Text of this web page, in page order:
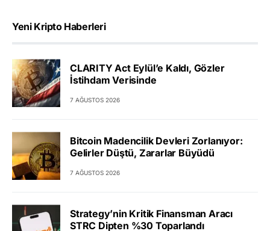
Yeni Kripto Haberleri
CLARITY Act Eylül’e Kaldı, Gözler
İstihdam Verisinde
7 AĞUSTOS 2026
Bitcoin Madencilik Devleri Zorlanıyor:
Gelirler Düştü, Zararlar Büyüdü
7 AĞUSTOS 2026
Strategy’nin Kritik Finansman Aracı
STRC Dipten %30 Toparlandı